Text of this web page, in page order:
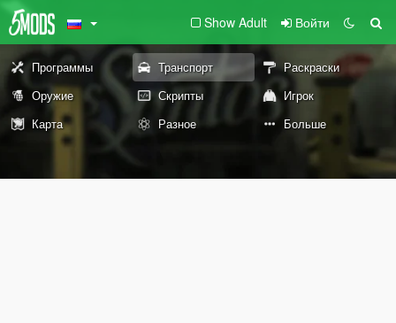
Show Adult Войти
Программы Транспорт
Раскраски
Оружие
Скрипты
Игрок
Карта
Разное Больше